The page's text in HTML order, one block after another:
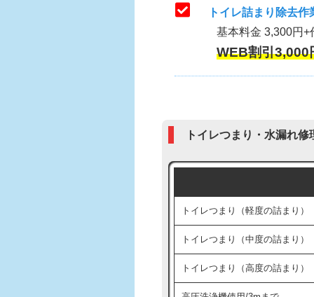
トイレ詰まり除去
基本料金 3,300円+
WEB割引
トイレつまり・水漏れ
トイレつまり（軽度の詰まり）
トイレつまり（中度の詰まり）
トイレつまり（高度の詰まり）